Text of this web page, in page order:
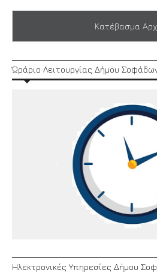
Κατέβασμα
Ώράριο Λειτουργίας Δήμου
Ηλεκτρονικές Υπηρεσίες Δήμου